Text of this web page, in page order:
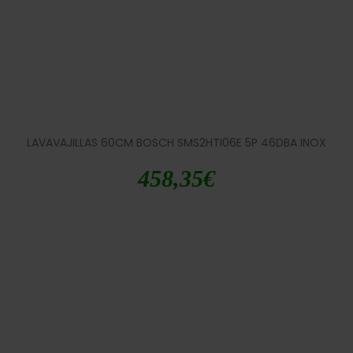
LAVAVAJILLAS 60CM BOSCH SMS2HTI06E 5P 46DBA INOX
458,35€